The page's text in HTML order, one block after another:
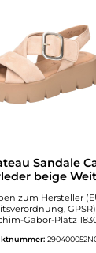
Sandale
beige
zum Hersteller
Gabor-Platz
com